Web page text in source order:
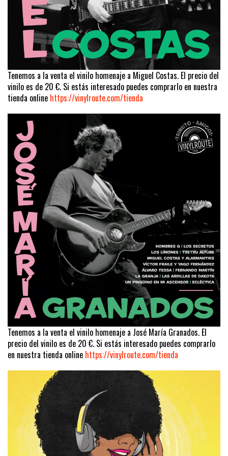
Tenemos a la venta el vinilo homenaje a Miguel Costas. El precio del
vinilo es de 20 €. Si estás interesado puedes comprarlo en nuestra
tienda online https://vinylroute.com/tienda
Tenemos a la venta el vinilo homenaje a José María Granados. El
precio del vinilo es de 20 €. Si estás interesado puedes comprarlo
en nuestra tienda online https://vinylroute.com/tienda